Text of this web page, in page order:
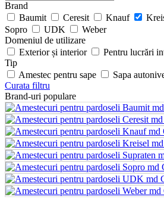
Brand
Baumit
Ceresit Knauf
Sopro
UDK
Weber
Domeniul de utilizare
Exterior și interior
Pentru lucrări
Tip
Amestec pentru sape
Sapa
Curata filtru
Brand-uri populare